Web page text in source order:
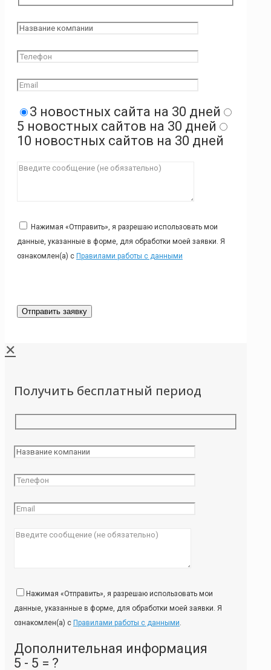
3 новостных сайта на 30 дней
5 новостных сайтов на 30 дней
10 новостных сайтов на 30 дней
Нажимая «Отправить», я разрешаю использовать мои
данные, указанные в форме, для обработки моей заявки. Я
ознакомлен(а) с Правилами работы с данными
✕
Получить бесплатный период
Нажимая «Отправить», я разрешаю использовать мои
данные, указанные в форме, для обработки моей заявки. Я
ознакомлен(а) с Правилами работы с данными.
Дополнительная информация
5 - 5 = ?